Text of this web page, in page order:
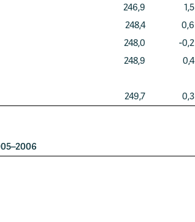
246,9 1,5
248,4 0,6
248,0 -0,2
248,9 0,4
249,7 0,3